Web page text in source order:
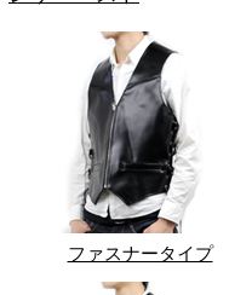
ファスナータイプ